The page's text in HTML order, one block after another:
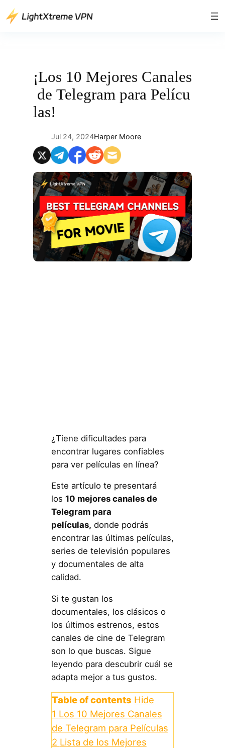
Saltar
¡Los 10 Mejores Canales
de Telegram para Pelícu
las!
Jul 24, 2024Harper Moore
¿Tiene dificultades para
encontrar lugares confiables
para ver películas en línea?
Este artículo te presentará
los 10 mejores canales de
Telegram para
películas, donde podrás
encontrar las últimas películas,
series de televisión populares
y documentales de alta
calidad.
Si te gustan los
documentales, los clásicos o
los últimos estrenos, estos
canales de cine de Telegram
son lo que buscas. Sigue
leyendo para descubrir cuál se
adapta mejor a tus gustos.
Table of contents Hide
1 Los 10 Mejores Canales
de Telegram para Películas
2 Lista de los Mejores